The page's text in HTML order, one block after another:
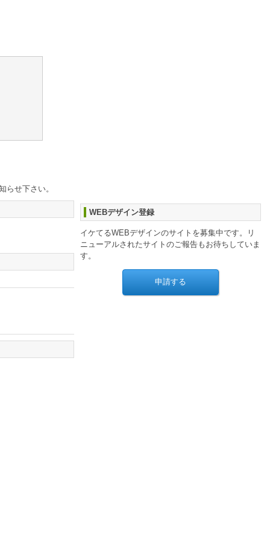
せ下さい。
WEBデザイン登録
イケてるWEBデザインのサイトを募集中です。リ
ニューアルされたサイトのご報告もお待ちしていま
す。